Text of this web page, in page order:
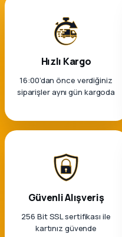
Hızlı Kargo
16:00’dan önce verdiğiniz
siparişler aynı gün kargoda
Güvenli Alışveriş
256 Bit SSL sertifikası ile
kartınız güvende